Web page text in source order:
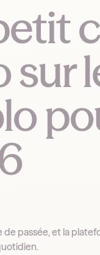
sur
de passée, et la